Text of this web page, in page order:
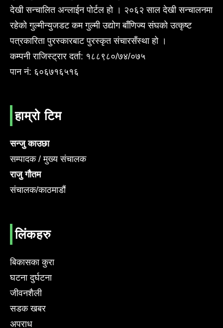
देखी सन्चालित अन्लाईन पोर्टल हो । २०६२ साल देखी सन्चालनमा
रहेको गुल्मीन्युजडट कम गुल्मी उद्योग बाँणिज्य संघको उत्कृष्ट
पत्रकारिता पुरस्कारबाट पुरस्कृत संचारसँस्था हो ।
कम्पनी राजिस्ट्रार दर्ता: १८८९८०/७४/०७५
पान नं: ६०६७१६५१६
हाम्रो टिम
सन्जु काउछा
सम्पादक / मुख्य संचालक
राजु गौतम
संचालक/काठमाडौं
लिंकहरु
बिकासका कुरा
घटना दुर्घटना
जीवनशैली
सडक खबर
अपराध